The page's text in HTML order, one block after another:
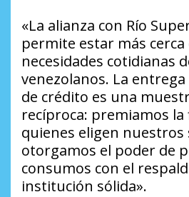
«La alianza con Río
permite estar más cerca
necesidades cotidianas
venezolanos. La
de crédito es una
recíproca: premiamos la
quienes eligen nuestros
otorgamos el poder de
consumos con el
institución sólida».